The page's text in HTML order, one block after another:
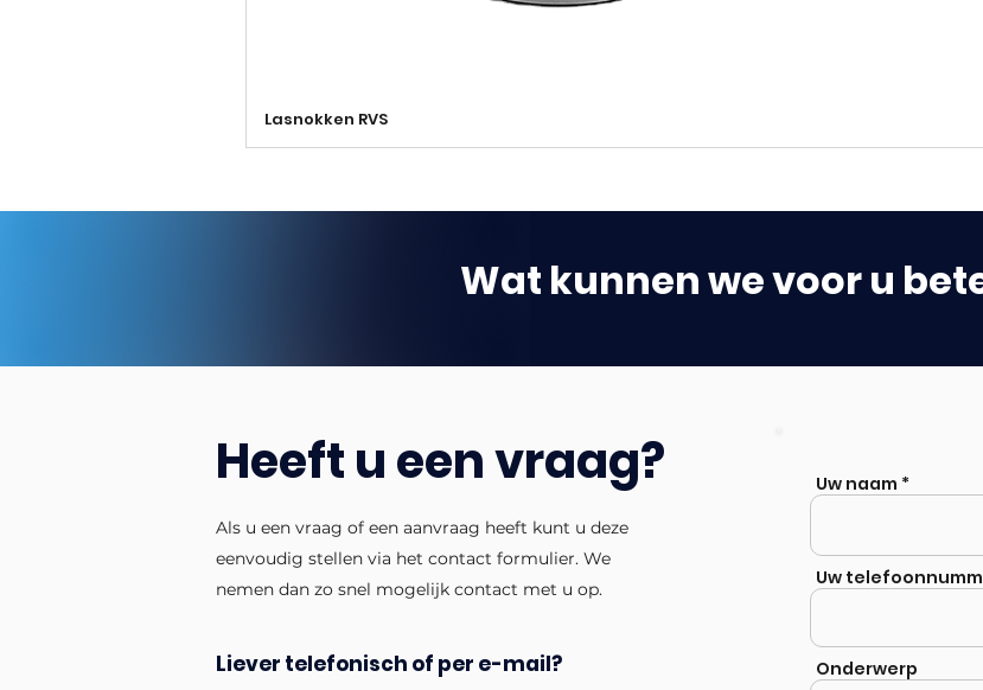
Lasnokken RVS
Wat kunnen we voor u
Heeft u een vraag?
Als u een vraag of een aanvraag heeft kunt u deze
eenvoudig stellen via het contact formulier. We
nemen dan zo snel mogelijk contact met u op.
Liever telefonisch of per e-mail?
Uw naam
Uw
Onderwerp